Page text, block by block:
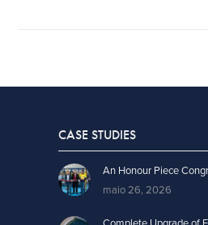
CASE STUDIES
An Honour Piece
maio 26, 2026